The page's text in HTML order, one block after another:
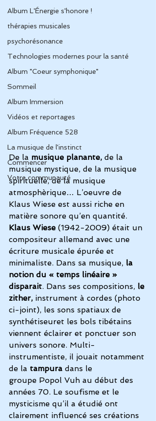
Album L'Énergie s'honore !
thérapies musicales
psychorésonance
Technologies modernes pour la santé
Album "Coeur symphonique"
Sommeil
Album Immersion
Vidéos et reportages
Album Fréquence 528
La musique de l'instinct
Commencer
Votre communauté
De la musique planante, de la
musique mystique, de la musique
spirituelle, de la musique
atmosphèrique… L’oeuvre de
Klaus Wiese est aussi riche en
matière sonore qu’en quantité.
Klaus Wiese (1942-2009) était un
compositeur allemand avec une
écriture musicale épurée et
minimaliste. Dans sa musique, la
notion du « temps linéaire »
disparait. Dans ses compositions, le
zither, instrument à cordes (photo
ci-joint), les sons spatiaux de
synthétiseuret les bols tibétains
viennent éclairer et ponctuer son
univers sonore. Multi-
instrumentiste, il jouait notamment
de la tampura dans le
groupe Popol Vuh au début des
années 70. Le soufisme et le
mysticisme qu’il a étudié ont
clairement influencé ses créations